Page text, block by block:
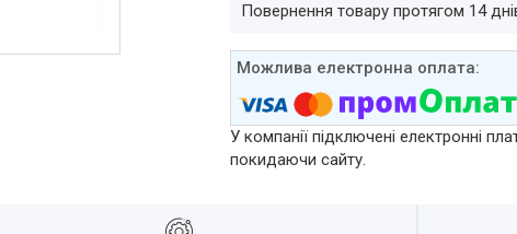
повернення товару протягом 14
У компанії підключені електронні
покидаючи сайту.